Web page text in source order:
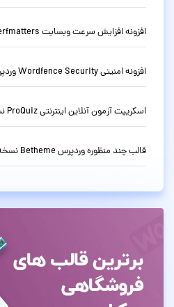
افزونه افزایش سرعت وبسایت Perfmatters وردپرس نسخه 2.6.6
افزونه امنیتی Wordfence Security وردپرس نسخه 8.1.4
اسکریپت آزمون آنلاین اینترنتی ProQuiz نسخه 2.0.2
قالب چند منظوره وردپرس Betheme نسخه 28.5.6